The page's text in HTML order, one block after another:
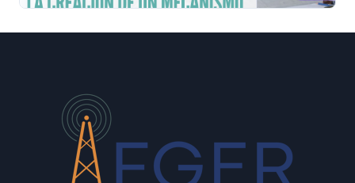
de migrantes
desaparecidos en 2023